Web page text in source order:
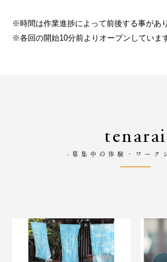
※時間は作業進捗によって前後する事があり
※各回の開始10分前よりオープンしていま
tenarai
-募集中の体験・ワーク